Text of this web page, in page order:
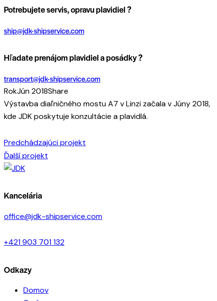
Potrebujete servis, opravu plavidiel ?
ship@jdk-shipservice.com
Hľadate prenájom plavidiel a posádky ?
transport@jdk-shipservice.com
RokJún 2018Share
Výstavba diaľničného mostu A7 v Linzi začala v Júny 2018,
kde JDK poskytuje konzultácie a plavidlá.
Navigácia
v
článku
Predchádzajúci projekt
Ďalší projekt
Kancelária
office@jdk-shipservice.com
+421 903 701 132
Odkazy
Domov